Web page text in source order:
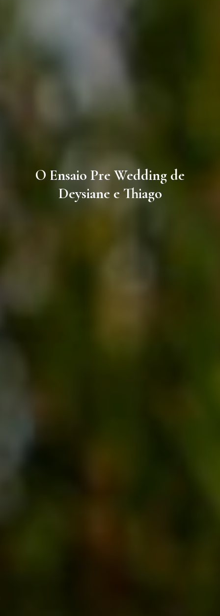
O Ensaio Pre Wedding de
Deysiane e Thiago